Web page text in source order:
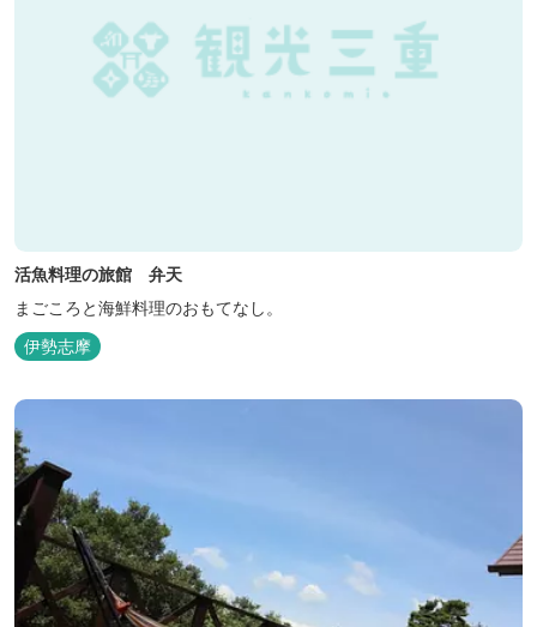
活魚料理の旅館 弁天
まごころと海鮮料理のおもてなし。
伊勢志摩